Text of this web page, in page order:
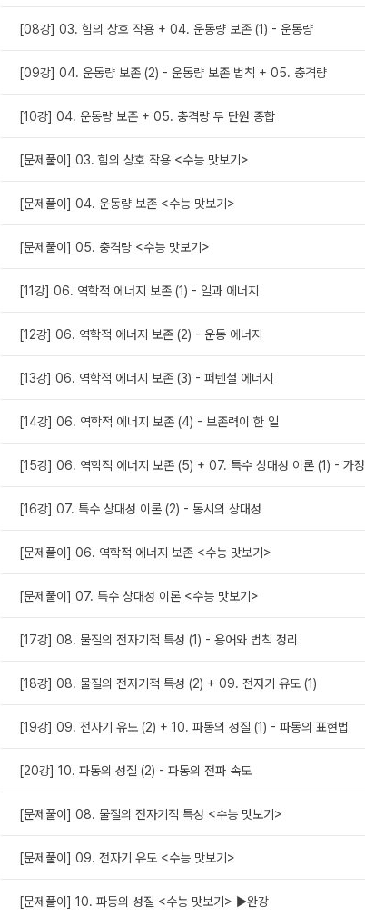
[08강] 03. 힘의 상호 작용 + 04. 운동량 보존 (1) - 운동량
[09강] 04. 운동량 보존 (2) - 운동량 보존 법칙 + 05. 충격량
[10강] 04. 운동량 보존 + 05. 충격량 두 단원 종합
[문제풀이] 03. 힘의 상호 작용 <수능 맛보기>
[문제풀이] 04. 운동량 보존 <수능 맛보기>
[문제풀이] 05. 충격량 <수능 맛보기>
[11강] 06. 역학적 에너지 보존 (1) - 일과 에너지
[12강] 06. 역학적 에너지 보존 (2) - 운동 에너지
[13강] 06. 역학적 에너지 보존 (3) - 퍼텐셜 에너지
[14강] 06. 역학적 에너지 보존 (4) - 보존력이 한 일
[15강] 06. 역학적 에너지 보존 (5) + 07. 특수 상대성 이론 (1) - 가정
[16강] 07. 특수 상대성 이론 (2) - 동시의 상대성
[문제풀이] 06. 역학적 에너지 보존 <수능 맛보기>
[문제풀이] 07. 특수 상대성 이론 <수능 맛보기>
[17강] 08. 물질의 전자기적 특성 (1) - 용어와 법칙 정리
[18강] 08. 물질의 전자기적 특성 (2) + 09. 전자기 유도 (1)
[19강] 09. 전자기 유도 (2) + 10. 파동의 성질 (1) - 파동의 표현법
[20강] 10. 파동의 성질 (2) - 파동의 전파 속도
[문제풀이] 08. 물질의 전자기적 특성 <수능 맛보기>
[문제풀이] 09. 전자기 유도 <수능 맛보기>
[문제풀이] 10. 파동의 성질 <수능 맛보기> ▶완강